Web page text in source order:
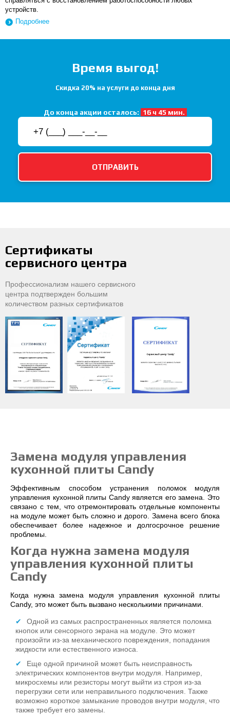
устройств.
Подробнее
Время выгод!
Скидка 20% на услуги до конца дня
До конца акции осталось: 16 ч 45 мин.
Сертификаты
сервисного центра
Профессионализм нашего сервисного
центра подтвержден большим
количеством разных сертификатов
Замена модуля управления
кухонной плиты Candy
Эффективным способом устранения поломок модуля
управления кухонной плиты Candy является его замена. Это
связано с тем, что отремонтировать отдельные компоненты
на модуле может быть сложно и дорого. Замена всего блока
обеспечивает более надежное и долгосрочное решение
проблемы.
Когда нужна замена модуля
управления кухонной плиты
Candy
Когда нужна замена модуля управления кухонной плиты
Candy, это может быть вызвано несколькими причинами.
Одной из самых распространенных является поломка
кнопок или сенсорного экрана на модуле. Это может
произойти из-за механического повреждения, попадания
жидкости или естественного износа.
Еще одной причиной может быть неисправность
электрических компонентов внутри модуля. Например,
микросхемы или резисторы могут выйти из строя из-за
перегрузки сети или неправильного подключения. Также
возможно короткое замыкание проводов внутри модуля, что
также требует его замены.